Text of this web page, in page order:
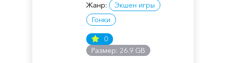
Жанр:
Экшен игры
Гонки
0
Размер: 26.9 GB